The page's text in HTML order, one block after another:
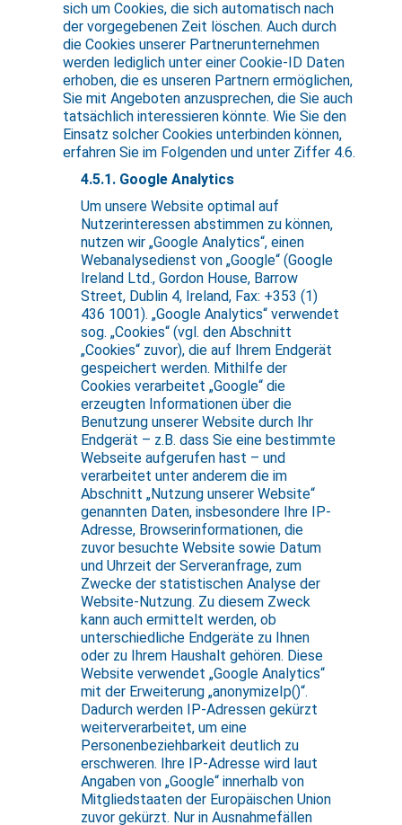
sich um Cookies, die sich automatisch nach
der vorgegebenen Zeit löschen. Auch durch
die Cookies unserer Partnerunternehmen
werden lediglich unter einer Cookie-ID Daten
erhoben, die es unseren Partnern ermöglichen,
Sie mit Angeboten anzusprechen, die Sie auch
tatsächlich interessieren könnte. Wie Sie den
Einsatz solcher Cookies unterbinden können,
erfahren Sie im Folgenden und unter Ziffer 4.6.
4.5.1. Google Analytics
Um unsere Website optimal auf
Nutzerinteressen abstimmen zu können,
nutzen wir „Google Analytics“, einen
Webanalysedienst von „Google“ (Google
Ireland Ltd., Gordon House, Barrow
Street, Dublin 4, Ireland, Fax: +353 (1)
436 1001). „Google Analytics“ verwendet
sog. „Cookies“ (vgl. den Abschnitt
„Cookies“ zuvor), die auf Ihrem Endgerät
gespeichert werden. Mithilfe der
Cookies verarbeitet „Google“ die
erzeugten Informationen über die
Benutzung unserer Website durch Ihr
Endgerät – z.B. dass Sie eine bestimmte
Webseite aufgerufen hast – und
verarbeitet unter anderem die im
Abschnitt „Nutzung unserer Website“
genannten Daten, insbesondere Ihre IP-
Adresse, Browserinformationen, die
zuvor besuchte Website sowie Datum
und Uhrzeit der Serveranfrage, zum
Zwecke der statistischen Analyse der
Website-Nutzung. Zu diesem Zweck
kann auch ermittelt werden, ob
unterschiedliche Endgeräte zu Ihnen
oder zu Ihrem Haushalt gehören. Diese
Website verwendet „Google Analytics“
mit der Erweiterung „anonymizeIp()“.
Dadurch werden IP-Adressen gekürzt
weiterverarbeitet, um eine
Personenbeziehbarkeit deutlich zu
erschweren. Ihre IP-Adresse wird laut
Angaben von „Google“ innerhalb von
Mitgliedstaaten der Europäischen Union
zuvor gekürzt. Nur in Ausnahmefällen